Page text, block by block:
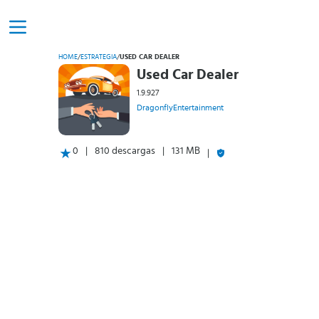
HOME/ESTRATEGIA/USED CAR DEALER
Used Car Dealer
1.9.927
DragonflyEntertainment
0 810 descargas 131 MB